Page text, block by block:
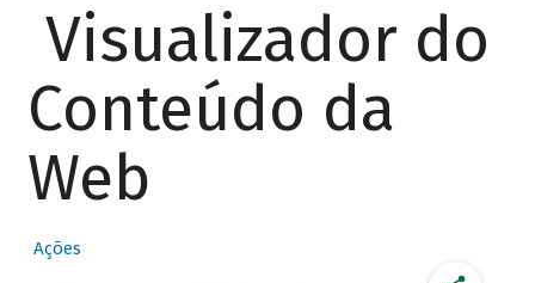
Visualizador do
Conteúdo da
Web
Ações